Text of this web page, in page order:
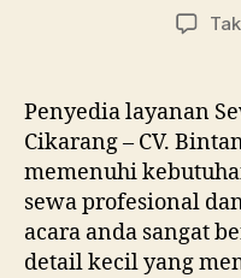
Penyedia layanan
Cikarang – CV.
memenuhi
sewa profesional
acara anda sangat
detail kecil yang